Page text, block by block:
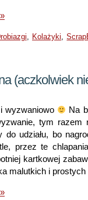
, Kolażyki,
(aczkolwiek
wyzwaniowo
Na
tym razem
do udziału, bo
przez te
kartkowej
malutkich i